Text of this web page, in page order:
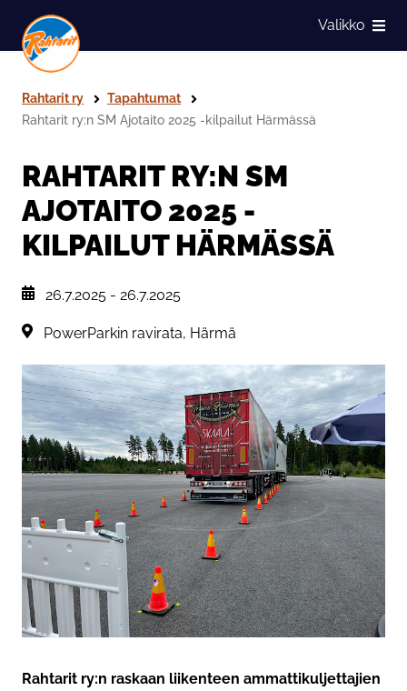
Siirry sivun sisältöön
Näytä
Valikko
Rahtarit ry
Tapahtumat
Rahtarit ry:n SM Ajotaito 2025 -kilpailut Härmässä
RAHTARIT RY:N SM
AJOTAITO 2025 -
KILPAILUT HÄRMÄSSÄ
, Tapahtuman päiväys:
26.7.2025 - 26.7.2025
Sijainti:PowerParkin ravirata, Härmä
Rahtarit ry:n raskaan liikenteen ammattikuljettajien